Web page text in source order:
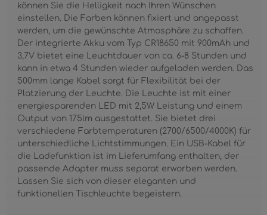
können Sie die Helligkeit nach Ihren Wünschen
einstellen. Die Farben können fixiert und angepasst
werden, um die gewünschte Atmosphäre zu schaffen.
Der integrierte Akku vom Typ CR18650 mit 900mAh und
3,7V bietet eine Leuchtdauer von ca. 6-8 Stunden und
kann in etwa 4 Stunden wieder aufgeladen werden. Das
500mm lange Kabel sorgt für Flexibilität bei der
Platzierung der Leuchte. Die Leuchte ist mit einer
energiesparenden LED mit 2,5W Leistung und einem
Output von 175lm ausgestattet. Sie bietet drei
verschiedene Farbtemperaturen (2700/6500/4000K) für
unterschiedliche Lichtstimmungen. Ein USB-Kabel für
die Ladefunktion ist im Lieferumfang enthalten, der
passende Adapter muss separat erworben werden.
Lassen Sie sich von dieser eleganten und
funktionellen Tischleuchte begeistern.